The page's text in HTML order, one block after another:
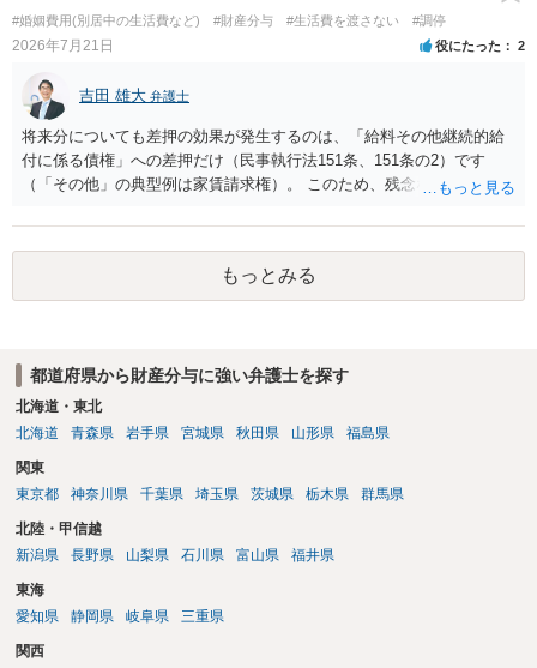
#婚姻費用(別居中の生活費など) #財産分与 #生活費を渡さない #調停
2026年7月21日 役にたった 2
吉田 雄大 弁護士
将来分についても差押の効果が発生するのは、「給料その他継続的給
付に係る債権」への差押だけ（民事執行法151条、151条の2）です
（「その他」の典型例は家賃請求権）。 このため、残念ながらお答え
のみが配当の対象です。
もっとみる
都道府県から財産分与に強い弁護士を探す
北海道・東北
北海道
青森県 岩手県 宮城県 秋田県 山形県 福島県
関東
東京都
神奈川県 千葉県 埼玉県 茨城県 栃木県 群馬県
北陸・甲信越
新潟県
長野県 山梨県 石川県 富山県 福井県
東海
愛知県
静岡県 岐阜県 三重県
関西